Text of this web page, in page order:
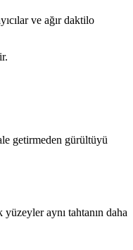
ve ağır daktilo
getirmeden gürültüyü
aynı tahtanın daha